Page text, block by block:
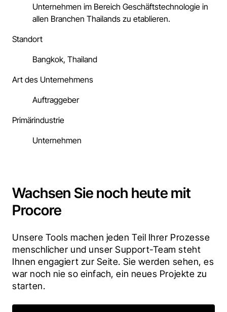
Unternehmen im Bereich Geschäftstechnologie in
allen Branchen Thailands zu etablieren.
Standort
Bangkok, Thailand
Art des Unternehmens
Auftraggeber
Primärindustrie
Unternehmen
Wachsen Sie noch heute mit
Procore
Unsere Tools machen jeden Teil Ihrer Prozesse
menschlicher und unser Support-Team steht
Ihnen engagiert zur Seite. Sie werden sehen, es
war noch nie so einfach, ein neues Projekte zu
starten.